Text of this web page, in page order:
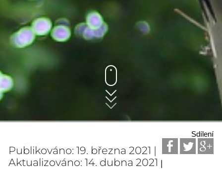
Sdílení
Publikováno: 19. března 2021 |
Aktualizováno: 14. dubna 2021 |